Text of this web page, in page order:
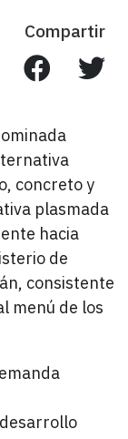
Compartir
concreto y
plasmada
hacia
de
consistente
menú de los